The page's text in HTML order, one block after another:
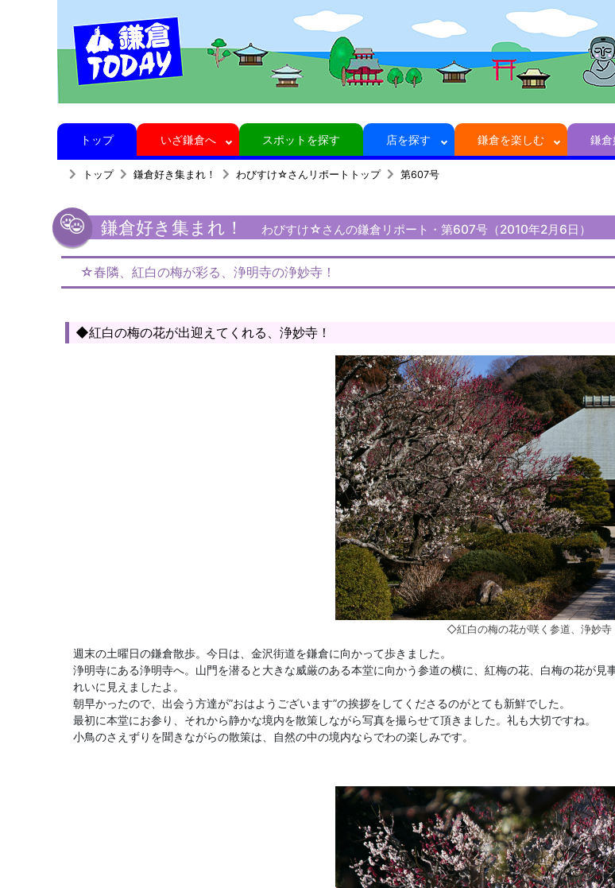
トップ いざ鎌倉へ スポットを探す 店を探す 鎌倉を楽しむ 鎌倉
トップ 鎌倉好き集まれ！ わびすけ☆さんリポートトップ 第607号
鎌倉好き集まれ！ わびすけ☆さんの鎌倉リポート・第607号（2010年2月6日）
☆春隣、紅白の梅が彩る、浄明寺の浄妙寺！
◆紅白の梅の花が出迎えてくれる、浄妙寺！
◇紅白の梅の花が咲く参道、浄妙寺
週末の土曜日の鎌倉散歩。今日は、金沢街道を鎌倉に向かって歩きました。
浄明寺にある浄明寺へ。山門を潜ると大きな威厳のある本堂に向かう参道の横に、紅梅の花、白梅の花が
れいに見えましたよ。
朝早かったので、出会う方達が”おはようございます”の挨拶をしてくださるのがとても新鮮でした。
最初に本堂にお参り、それから静かな境内を散策しながら写真を撮らせて頂きました。礼も大切ですね。
小鳥のさえずりを聞きながらの散策は、自然の中の境内ならでわの楽しみです。